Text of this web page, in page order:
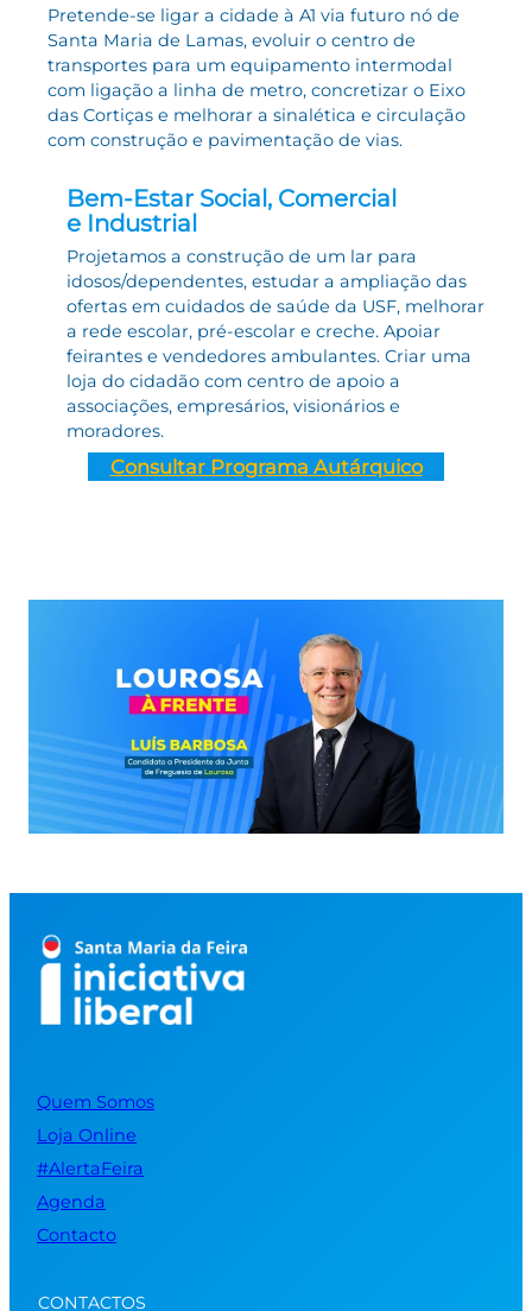
Pretende-se ligar a cidade à A1 via futuro nó de
Santa Maria de Lamas, evoluir o centro de
transportes para um equipamento intermodal
com ligação a linha de metro, concretizar o Eixo
das Cortiças e melhorar a sinalética e circulação
com construção e pavimentação de vias.
Bem-Estar Social, Comercial
e Industrial
Projetamos a construção de um lar para
idosos/dependentes, estudar a ampliação das
ofertas em cuidados de saúde da USF, melhorar
a rede escolar, pré-escolar e creche. Apoiar
feirantes e vendedores ambulantes. Criar uma
loja do cidadão com centro de apoio a
associações, empresários, visionários e
moradores.
Consultar Programa Autárquico
Quem Somos
Loja Online
#AlertaFeira
Agenda
Contacto
CONTACTOS